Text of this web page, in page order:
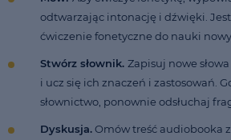
odtwarzając intonację i dźwięki.
ćwiczenie fonetyczne do nauki
Stwórz słownik. Zapisuj nowe
i ucz się ich znaczeń i zastosowań.
słownictwo, ponownie odsłuchaj
Dyskusja.Omów treść audiobooka